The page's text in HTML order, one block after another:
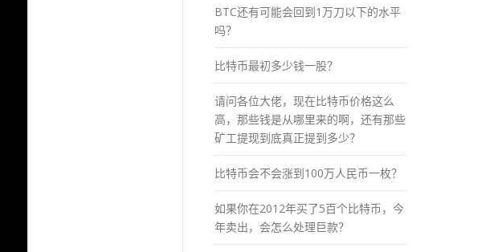
BTC还有可能会回到1万刀以下的水平
吗？
比特币最初多少钱一股？
请问各位大佬，现在比特币价格这么
高，那些钱是从哪里来的啊，还有那些
矿工提现到底真正提到多少？
比特币会不会涨到100万人民币一枚？
如果你在2012年买了5百个比特币，今
年卖出，会怎么处理巨款？